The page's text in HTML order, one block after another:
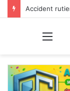
Meniu